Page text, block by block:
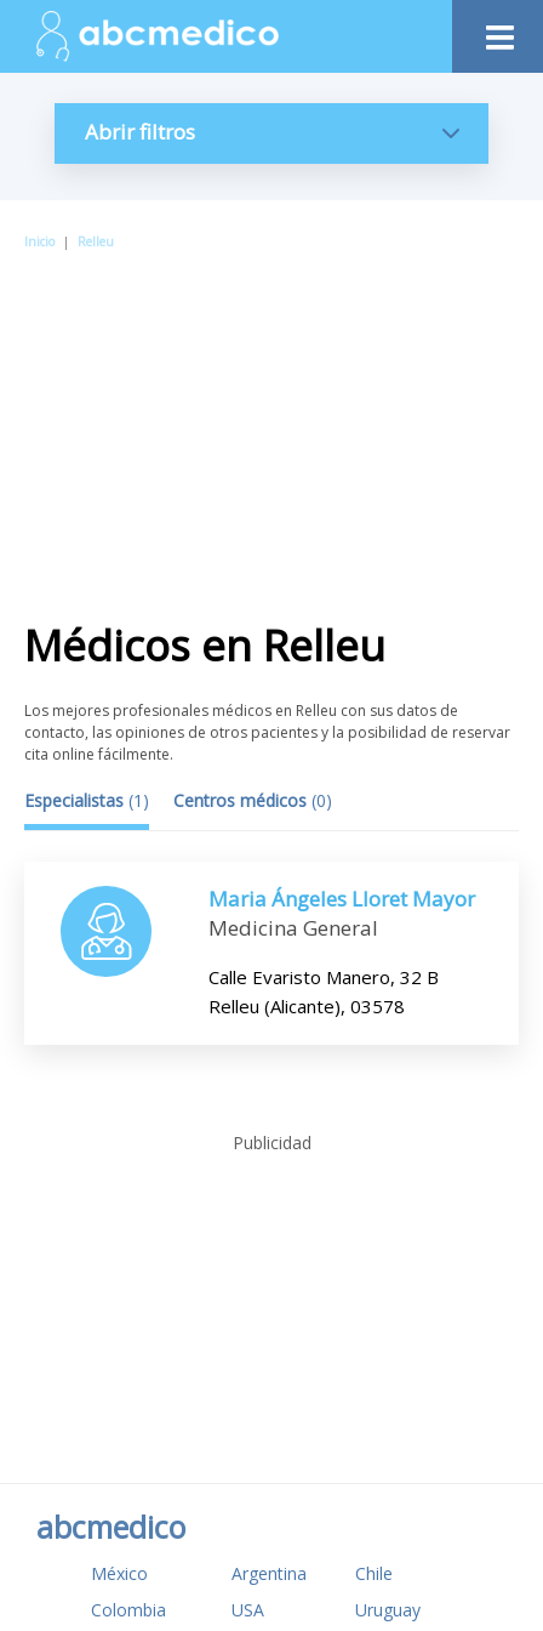
Abrir filtros
Inicio | Relleu
Médicos en Relleu
Los mejores profesionales médicos en Relleu con sus datos de
contacto, las opiniones de otros pacientes y la posibilidad de reservar
cita online fácilmente.
Especialistas (1 ) Centros médicos (0)
Maria Ángeles Lloret Mayor
Medicina General
Calle Evaristo Manero, 32 B
Relleu (Alicante), 03578
Publicidad
abcmedico
México Argentina
Chile
Colombia
USA Uruguay